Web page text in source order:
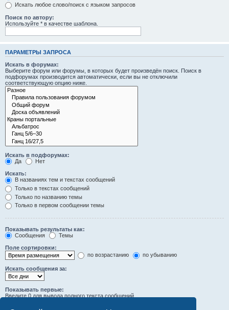
Искать любое слово/поиск с языком запросов
Поиск по автору:
Используйте * в качестве шаблона.
ПАРАМЕТРЫ ЗАПРОСА
Искать в форумах:
Выберите форум или форумы, в которых будет произведён поиск. Поиск в
подфорумах производится автоматически, если вы не отключили
соответствующую опцию ниже.
Искать в подфорумах:
Да
Нет
Искать:
В названиях тем и текстах сообщений
Только в текстах сообщений
Только по названию темы
Только в первом сообщении темы
Показывать результаты как:
Сообщения
Темы
Поле сортировки:
по возрастанию
по убыванию
Искать сообщения за:
Показывать первые:
Введите 0 для вывода полного текста сообщений.